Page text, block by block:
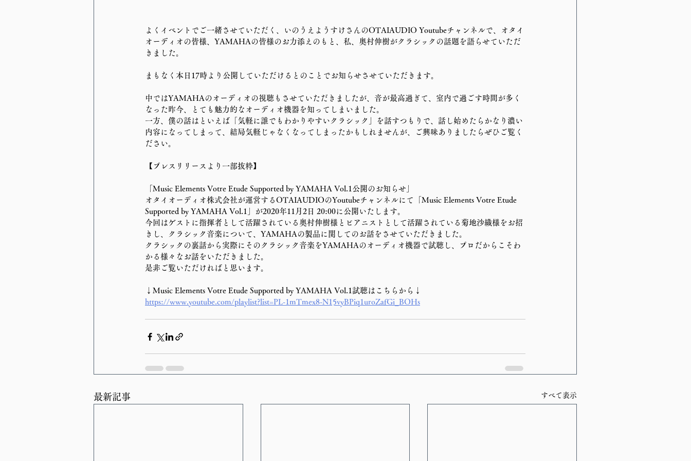
よくイベントでご一緒させていただく、いのうえようすけさんのOTAIAUDIO Youtubeチャンネルで、オタイ
オーディオの皆様、YAMAHAの皆様のお力添えのもと、私、奥村伸樹がクラシックの話題を語らせていただ
きました。
まもなく本日17時より公開していただけるとのことでお知らせさせていただきます。
中ではYAMAHAのオーディオの視聴もさせていただきましたが、音が最高過ぎて、室内で過ごす時間が多く
なった昨今、とても魅力的なオーディオ機器を知ってしまいました。
一方、僕の話はといえば「気軽に誰でもわかりやすいクラシック」を話すつもりで、話し始めたらかなり濃い
内容になってしまって、結局気軽じゃなくなってしまったかもしれませんが、ご興味ありましたらぜひご覧く
ださい。
【プレスリリースより一部抜粋】
「Music Elements Votre Etude Supported by YAMAHA Vol.1公開のお知らせ」
オタイオーディオ株式会社が運営するOTAIAUDIOのYoutubeチャンネルにて「Music Elements Votre Etude
Supported by YAMAHA Vol.1」が2020年11月2日 20:00に公開いたします。
今回はゲストに指揮者として活躍されている奥村伸樹様とピアニストとして活躍されている菊地沙織様をお招
きし、クラシック音楽について、YAMAHAの製品に関してのお話をさせていただきました。
クラシックの裏話から実際にそのクラシック音楽をYAMAHAのオーディオ機器で試聴し、プロだからこそわ
かる様々なお話をいただきました。
是非ご覧いただければと思います。
↓Music Elements Votre Etude Supported by YAMAHA Vol.1試聴はこちらから↓
https://www.youtube.com/playlist?list=PL-1mTmex8-N15vyBPiq1uroZafGi_BOHs
最新記事 すべて表示